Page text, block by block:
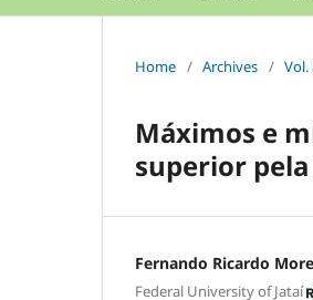
Home / Archives / Vol.
Máximos e
superior
Fernando Ricardo
Federal University of Jataí